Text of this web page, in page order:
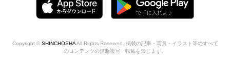
Copyright © SHINCHOSHAAll Rights Reserved. 掲載の記事・写真・イラスト等のすべて
のコンテンツの無断複写・転載を禁じます。